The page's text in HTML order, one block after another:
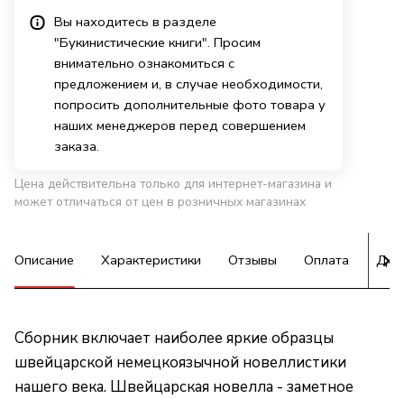
Вы находитесь в разделе
"Букинистические книги". Просим
внимательно ознакомиться с
предложением и, в случае необходимости,
попросить дополнительные фото товара у
наших менеджеров перед совершением
заказа.
Цена действительна только для интернет-магазина и
может отличаться от цен в розничных магазинах
Описание Характеристики Отзывы Оплата
Сборник включает наиболее яркие образцы
швейцарской немецкоязычной новеллистики
нашего века. Швейцарская новелла - заметное